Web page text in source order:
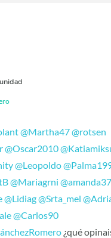
@Martha47@rotsen
@Oscar2010
@Leopoldo
@Mariagrni @amanda37
@Lidiag@Srta_mel
@Carlos90
¿qué